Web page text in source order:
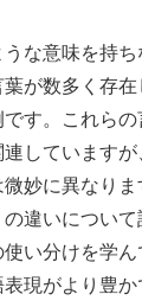
な意味を持
が数多く存
です。これら
しています
妙に異なりま
の違いについ
い分けを学
現がより豊